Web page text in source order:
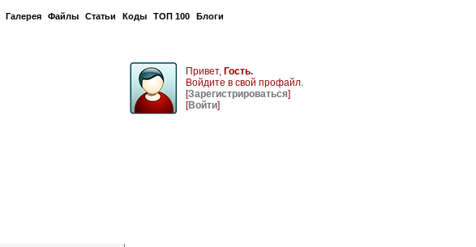
Галерея Файлы Статьи Коды ТОП 100 Блоги
Привет, Гость.
Войдите в свой профайл.
[Зарегистрироваться]
[Войти]